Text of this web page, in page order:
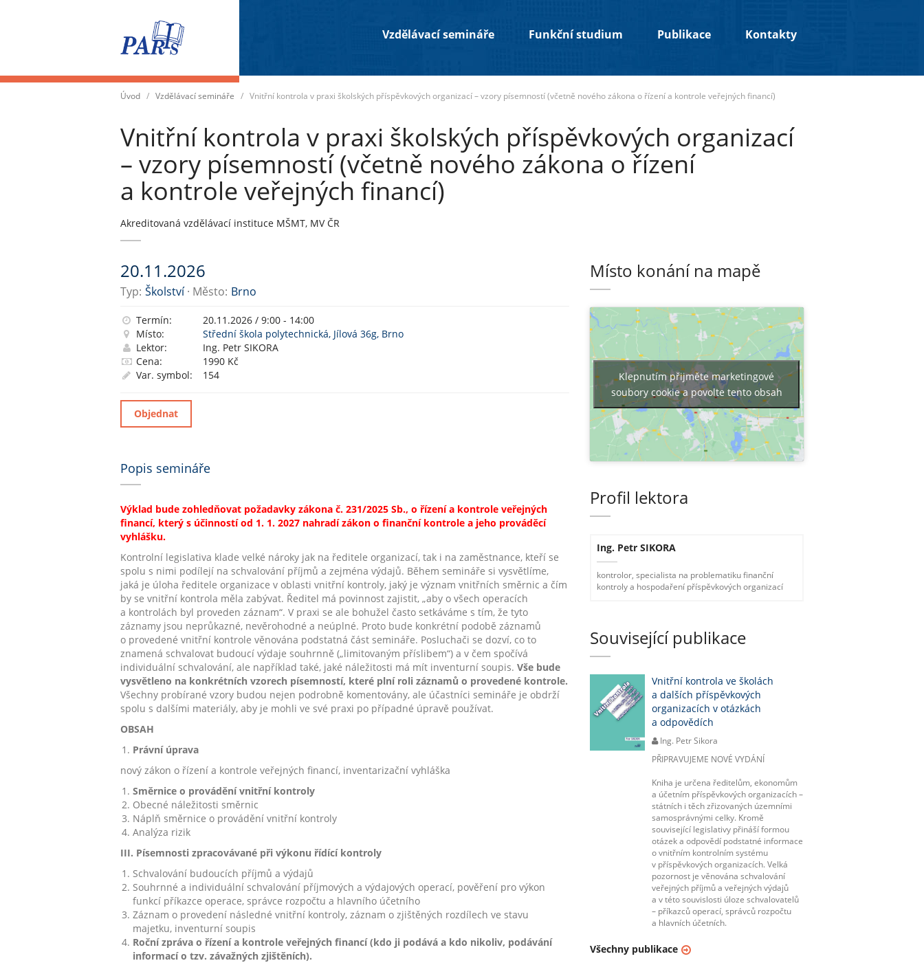
Vzdělávací semináře Funkční studium Publikace Kontakty
Úvod / Vzdělávací semináře / Vnitřní kontrola v praxi školských příspěvkových organizací – vzory písemností (včetně nového zákona o řízení a kontrole veřejných financí)
Vnitřní kontrola v praxi školských příspěvkových organizací
– vzory písemností (včetně nového zákona o řízení
a kontrole veřejných financí)
Akreditovaná vzdělávací instituce MŠMT, MV ČR
20.11.2026
Typ: Školství· Město: Brno
Termín:
20.11.2026 / 9:00 - 14:00
Místo:
Střední škola polytechnická, Jílová 36g, Brno
Lektor:
Ing. Petr SIKORA
Cena:
1990 Kč
Var. symbol:
154
Objednat
Popis semináře
Výklad bude zohledňovat požadavky zákona č. 231/2025 Sb., o řízení a kontrole veřejných
financí, který s účinností od 1. 1. 2027 nahradí zákon o finanční kontrole a jeho prováděcí
vyhlášku.
Kontrolní legislativa klade velké nároky jak na ředitele organizací, tak i na zaměstnance, kteří se
spolu s nimi podílejí na schvalování příjmů a zejména výdajů. Během semináře si vysvětlíme,
jaká je úloha ředitele organizace v oblasti vnitřní kontroly, jaký je význam vnitřních směrnic a čím
by se vnitřní kontrola měla zabývat. Ředitel má povinnost zajistit, „aby o všech operacích
a kontrolách byl proveden záznam“. V praxi se ale bohužel často setkáváme s tím, že tyto
záznamy jsou neprůkazné, nevěrohodné a neúplné. Proto bude konkrétní podobě záznamů
o provedené vnitřní kontrole věnována podstatná část semináře. Posluchači se dozví, co to
znamená schvalovat budoucí výdaje souhrnně („limitovaným příslibem“) a v čem spočívá
individuální schvalování, ale například také, jaké náležitosti má mít inventurní soupis. Vše bude
vysvětleno na konkrétních vzorech písemností, které plní roli záznamů o provedené kontrole.
Všechny probírané vzory budou nejen podrobně komentovány, ale účastníci semináře je obdrží
spolu s dalšími materiály, aby je mohli ve své praxi po případné úpravě používat.
OBSAH
Právní úprava
nový zákon o řízení a kontrole veřejných financí, inventarizační vyhláška
Směrnice o provádění vnitřní kontroly
Obecné náležitosti směrnic
Náplň směrnice o provádění vnitřní kontroly
Analýza rizik
III. Písemnosti zpracovávané při výkonu řídící kontroly
Schvalování budoucích příjmů a výdajů
Souhrnné a individuální schvalování příjmových a výdajových operací, pověření pro výkon
funkcí příkazce operace, správce rozpočtu a hlavního účetního
Záznam o provedení následné vnitřní kontroly, záznam o zjištěných rozdílech ve stavu
majetku, inventurní soupis
Roční zpráva o řízení a kontrole veřejných financí (kdo ji podává a kdo nikoliv, podávání
informací o tzv. závažných zjištěních).
Místo konání na mapě
Klepnutím přijměte marketingové
soubory cookie a povolte tento obsah
Profil lektora
Ing. Petr SIKORA
kontrolor, specialista na problematiku finanční
kontroly a hospodaření příspěvkových organizací
Související publikace
Vnitřní kontrola ve školách
a dalších příspěvkových
organizacích v otázkách
a odpovědích
Ing. Petr Sikora
PŘIPRAVUJEME NOVÉ VYDÁNÍ
Kniha je určena ředitelům, ekonomům
a účetním příspěvkových organizacích –
státních i těch zřizovaných územními
samosprávnými celky. Kromě
související legislativy přináší formou
otázek a odpovědí podstatné informace
o vnitřním kontrolním systému
v příspěvkových organizacích. Velká
pozornost je věnována schvalování
veřejných příjmů a veřejných výdajů
a v této souvislosti úloze schvalovatelů
– příkazců operací, správců rozpočtu
a hlavních účetních.
Všechny publikace